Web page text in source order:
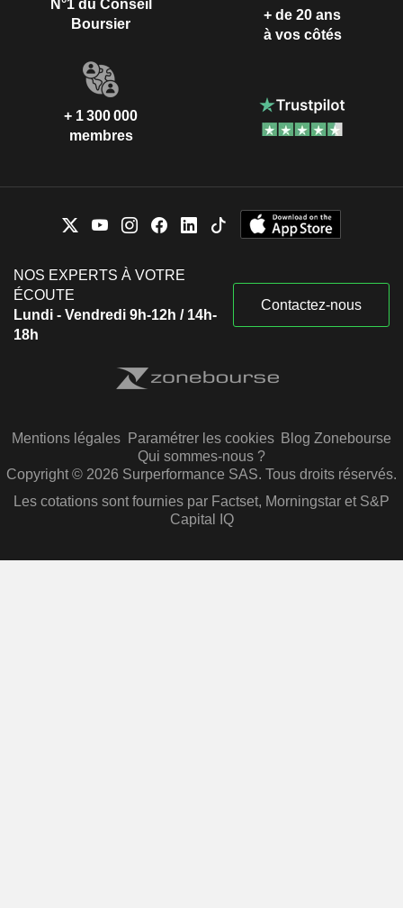
N°1 du Conseil
Boursier
+ de 20 ans
à vos côtés
+ 1 300 000
membres
NOS EXPERTS À VOTRE
ÉCOUTE
Lundi - Vendredi 9h-12h / 14h-
18h
Contactez-nous
Mentions légales Paramétrer les cookies Blog Zonebourse
Qui sommes-nous ?
Copyright © 2026 Surperformance SAS. Tous droits réservés.
Les cotations sont fournies par Factset, Morningstar et S&P
Capital IQ